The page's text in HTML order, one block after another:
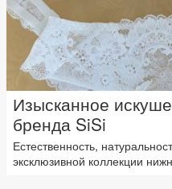
Изысканное
бренда SiSi
Естественность,
эксклюзивной коллекции